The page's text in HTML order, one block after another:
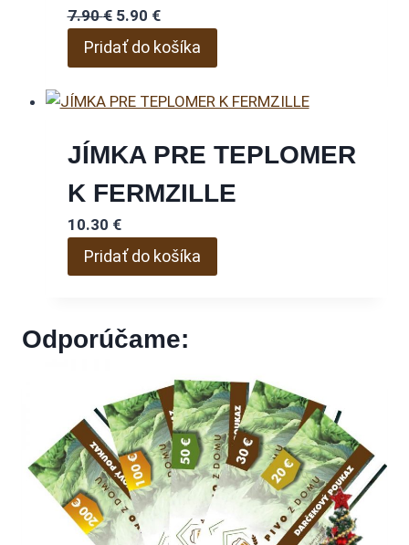
7.90€ Pôvodná
cena
bola:
5.90 €Aktuálna
cena
je:
Pridať do košíka
JÍMKA PRE TEPLOMER
K FERMZILLE
10.30 €
Pridať do košíka
Odporúčame: